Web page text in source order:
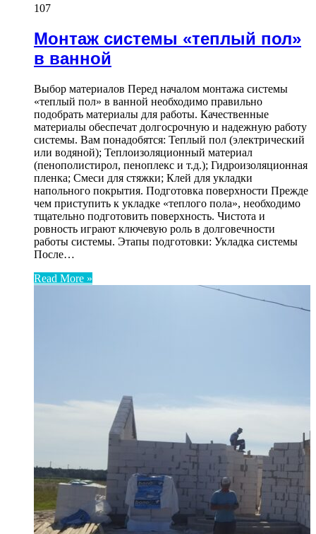
107
Монтаж системы «теплый пол»
в ванной
Выбор материалов Перед началом монтажа системы
«теплый пол» в ванной необходимо правильно
подобрать материалы для работы. Качественные
материалы обеспечат долгосрочную и надежную работу
системы. Вам понадобятся: Теплый пол (электрический
или водяной); Теплоизоляционный материал
(пенополистирол, пеноплекс и т.д.); Гидроизоляционная
пленка; Смеси для стяжки; Клей для укладки
напольного покрытия. Подготовка поверхности Прежде
чем приступить к укладке «теплого пола», необходимо
тщательно подготовить поверхность. Чистота и
ровность играют ключевую роль в долговечности
работы системы. Этапы подготовки: Укладка системы
После…
Read More »